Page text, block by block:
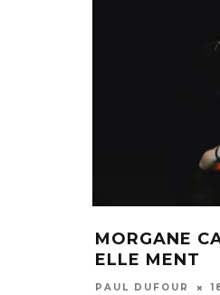
MORGANE
ELLE MENT
PAUL DUFOUR